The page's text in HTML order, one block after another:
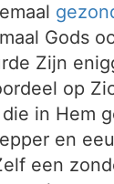
Gods
Zijn
op
in Hem
en
een